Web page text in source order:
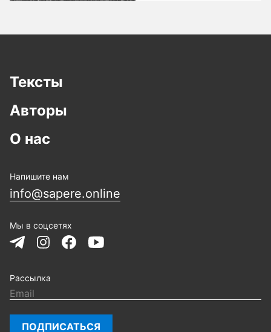
Тексты
Авторы
О нас
Напишите нам
info@sapere.online
Мы в соцсетях
Рассылка
ПОДПИСАТЬСЯ